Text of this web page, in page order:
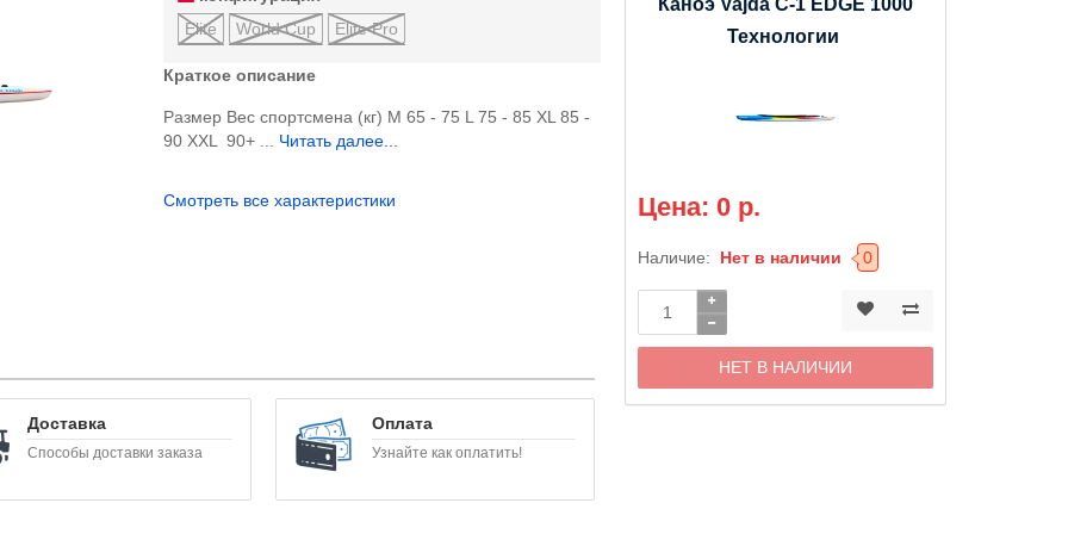
Elite
World Cup Elite Pro
Краткое описание
Размер Вес спортсмена (кг) M 65 - 75 L 75 - 85 XL 85 -
90 XXL 90+ ... Читать далее...
Смотреть все характеристики
Технологии
Цена: 0 р.
Наличие: Нет в наличии 0
НЕТ В НАЛИЧИИ
Доставка
Способы доставки заказа
Оплата
Узнайте как оплатить!